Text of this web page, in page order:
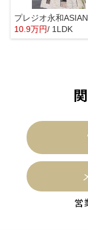
プレジオ永和ASIAN
10.9万円/ 1LDK
営